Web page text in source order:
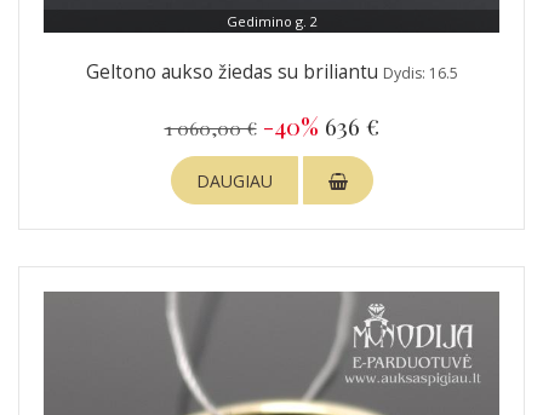
Gedimino g. 2
Geltono aukso žiedas su briliantu Dydis: 16.5
1 060,00 € -40% 636 €
DAUGIAU